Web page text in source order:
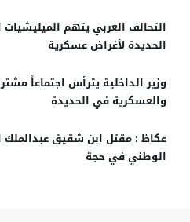
التحالف العربي يتهم الميليشيات
الحديدة لأغراض عسكرية
وزير الداخلية يترأس اجتماعاً
والعسكرية في الحديدة
عكاظ : مقتل ابن شقيق
الوطني في حجة